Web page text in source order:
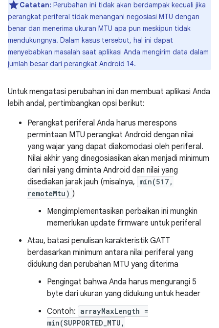
Catatan: Perubahan ini tidak akan berdampak kecuali jika
perangkat periferal tidak menangani negosiasi MTU dengan
benar dan menerima ukuran MTU apa pun meskipun tidak
mendukungnya. Dalam kasus tersebut, hal ini dapat
menyebabkan masalah saat aplikasi Anda mengirim data dalam
jumlah besar dari perangkat Android 14.
Untuk mengatasi perubahan ini dan membuat aplikasi Anda
lebih andal, pertimbangkan opsi berikut:
Perangkat periferal Anda harus merespons
permintaan MTU perangkat Android dengan nilai
yang wajar yang dapat diakomodasi oleh periferal.
Nilai akhir yang dinegosiasikan akan menjadi minimum
dari nilai yang diminta Android dan nilai yang
disediakan jarak jauh (misalnya, min(517,
remoteMtu) )
Mengimplementasikan perbaikan ini mungkin
memerlukan update firmware untuk periferal
Atau, batasi penulisan karakteristik GATT
berdasarkan minimum antara nilai periferal yang
didukung dan perubahan MTU yang diterima
Pengingat bahwa Anda harus mengurangi 5
byte dari ukuran yang didukung untuk header
Contoh: arrayMaxLength =
min(SUPPORTED_MTU,